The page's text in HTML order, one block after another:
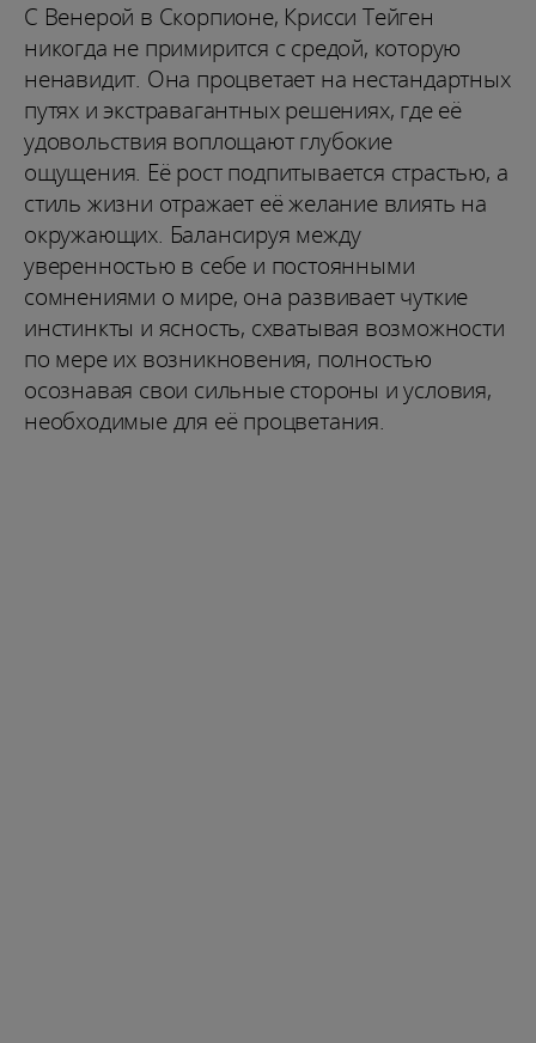
С Венерой в Скорпионе, Крисси Тейген
никогда не примирится с средой, которую
ненавидит. Она процветает на нестандартных
путях и экстравагантных решениях, где её
удовольствия воплощают глубокие
ощущения. Её рост подпитывается страстью, а
стиль жизни отражает её желание влиять на
окружающих. Балансируя между
уверенностью в себе и постоянными
сомнениями о мире, она развивает чуткие
инстинкты и ясность, схватывая возможности
по мере их возникновения, полностью
осознавая свои сильные стороны и условия,
необходимые для её процветания.